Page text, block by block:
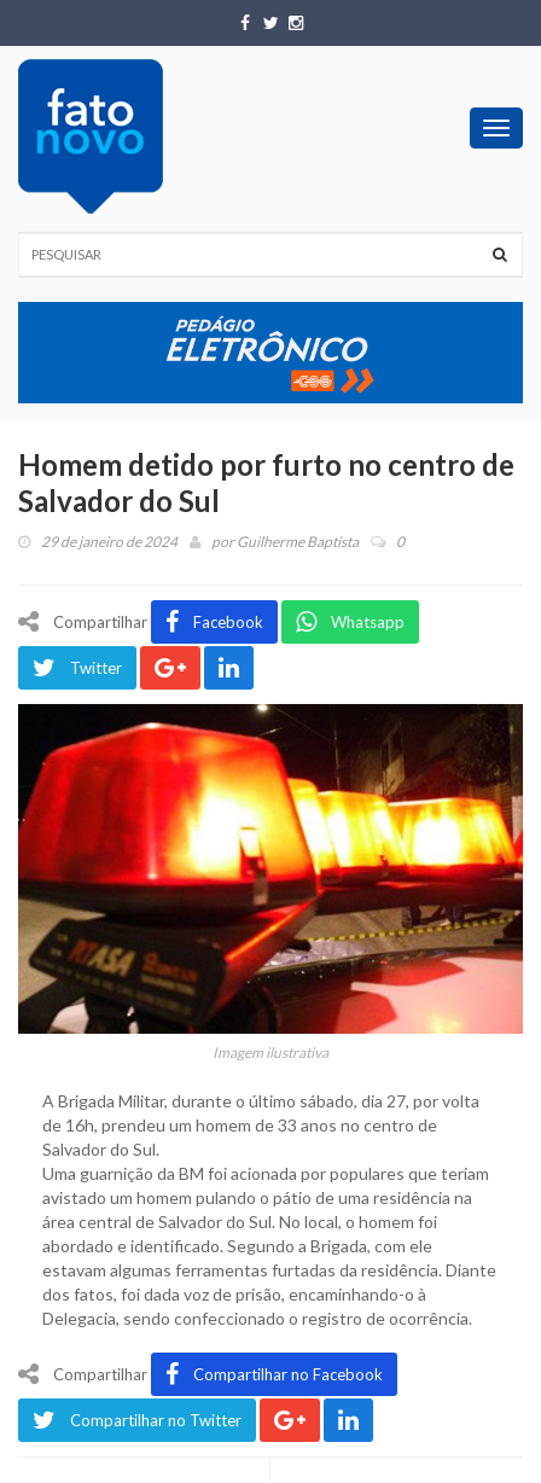
Homem detido por furto no centro de
Salvador do Sul
29 de janeiro de 2024 porGuilherme Baptista 0
Compartilhar Facebook Whatsapp
Twitter
Imagem ilustrativa
A Brigada Militar, durante o último sábado, dia 27, por volta
de 16h, prendeu um homem de 33 anos no centro de
Salvador do Sul.
Uma guarnição da BM foi acionada por populares que teriam
avistado um homem pulando o pátio de uma residência na
área central de Salvador do Sul. No local, o homem foi
abordado e identificado. Segundo a Brigada, com ele
estavam algumas ferramentas furtadas da residência. Diante
dos fatos, foi dada voz de prisão, encaminhando-o à
Delegacia, sendo confeccionado o registro de ocorrência.
Compartilhar Compartilhar no Facebook
Compartilhar no Twitter